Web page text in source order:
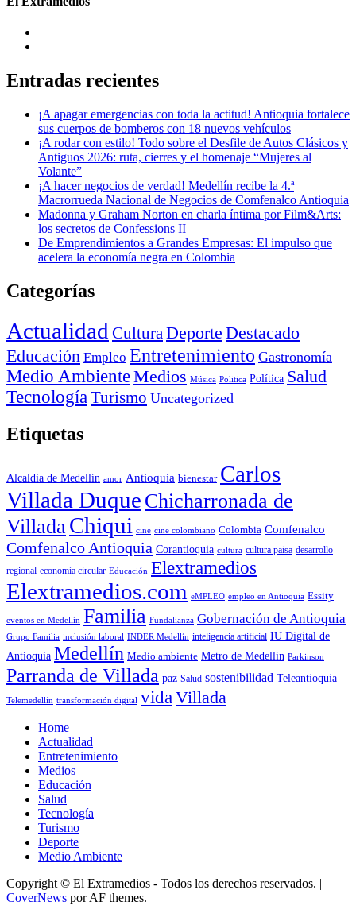
Entradas recientes
¡A apagar emergencias con toda la actitud! Antioquia fortalece
sus cuerpos de bomberos con 18 nuevos vehículos
¡A rodar con estilo! Todo sobre el Desfile de Autos Clásicos y
Antiguos 2026: ruta, cierres y el homenaje “Mujeres al
Volante”
¡A hacer negocios de verdad! Medellín recibe la 4.ª
Macrorrueda Nacional de Negocios de Comfenalco Antioquia
Madonna y Graham Norton en charla íntima por Film&Arts:
los secretos de Confessions II
De Emprendimientos a Grandes Empresas: El impulso que
acelera la economía negra en Colombia
Categorías
Actualidad Cultura Deporte Destacado
Educación Empleo Entretenimiento Gastronomía
Medio AmbienteMedios Música Politica Política Salud
Tecnología Turismo Uncategorized
Etiquetas
Alcaldia de Medellín amor Antioquia bienestar Carlos
Villada Duque Chicharronada de
Villada Chiqui cine cine colombiano Colombia Comfenalco
Comfenalco Antioquia Corantioquia cultura cultura paisa desarrollo
regional economía circular Educación Elextramedios
Elextramedios.com eMPLEO empleo en Antioquia Essity
eventos en Medellín Familia Fundalianza Gobernación de Antioquia
Grupo Familia inclusión laboral INDER Medellín inteligencia artificial IU Digital de
Antioquia Medellín Medio ambiente Metro de Medellín Parkinson
Parranda de Villada paz Salud sostenibilidad Teleantioquia
Telemedellín transformación digital vida Villada
Home
Actualidad
Entretenimiento
Medios
Educación
Salud
Tecnología
Turismo
Deporte
Medio Ambiente
Copyright © El Extramedios - Todos los derechos reservados. |
CoverNews por AF themes.